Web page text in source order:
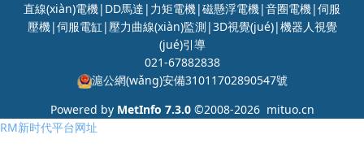
直線(xiàn)電機|DD馬達|力矩電機|磁懸浮電機|音圈電機|伺服
壓機|伺服電缸|壓力曲線(xiàn)監測|3D視覺(jué)|機器人視覺
(jué)引導
021-67882838
滬公網(wǎng)安備31011702890547號
Powered by MetInfo 7.3.0©2008-2026 mituo.cn
RM新时代平台网址